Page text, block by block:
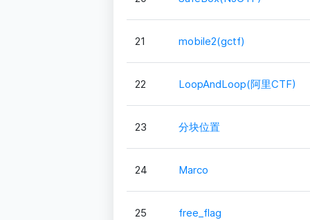
21 mobile2(gctf)
22 LoopAndLoop(阿里CTF)
23 分块位置
24 Marco
25 free_flag